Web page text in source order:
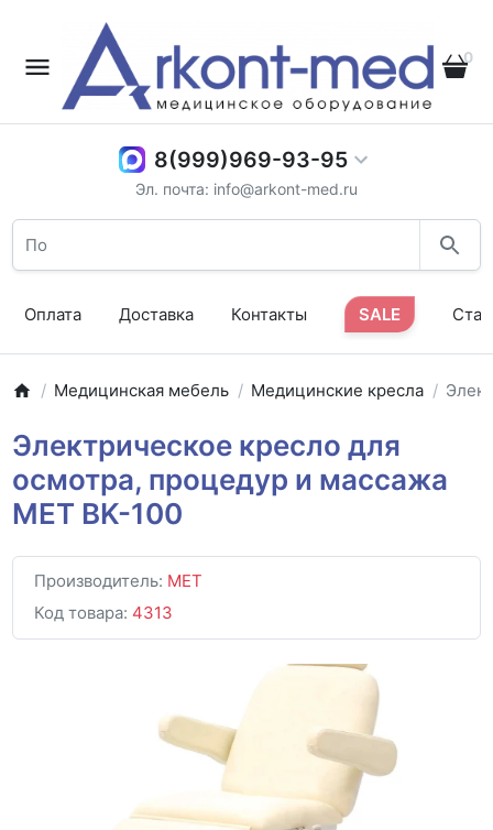
0
8(999)969-93-95
Эл. почта: info@arkont-med.ru
Оплата Доставка Контакты SALE
Медицинская мебель Медицинские кресла
Электрическое кресло для
осмотра, процедур и массажа
MET ВK-100
Производитель: MET
Код товара: 4313